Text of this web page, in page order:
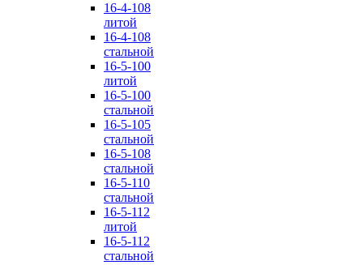
16-4-108
литой
16-4-108
стальной
16-5-100
литой
16-5-100
стальной
16-5-105
стальной
16-5-108
стальной
16-5-110
стальной
16-5-112
литой
16-5-112
стальной